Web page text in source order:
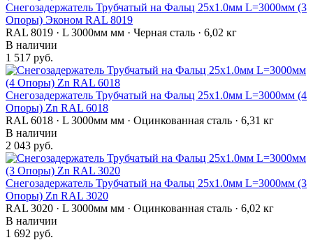
Снегозадержатель Трубчатый на Фальц 25х1.0мм L=3000мм (3
Опоры) Эконом RAL 8019
RAL 8019 · L 3000мм мм · Черная сталь · 6,02 кг
В наличии
1 517 руб.
Снегозадержатель Трубчатый на Фальц 25х1.0мм L=3000мм (4
Опоры) Zn RAL 6018
RAL 6018 · L 3000мм мм · Оцинкованная сталь · 6,31 кг
В наличии
2 043 руб.
Снегозадержатель Трубчатый на Фальц 25х1.0мм L=3000мм (3
Опоры) Zn RAL 3020
RAL 3020 · L 3000мм мм · Оцинкованная сталь · 6,02 кг
В наличии
1 692 руб.